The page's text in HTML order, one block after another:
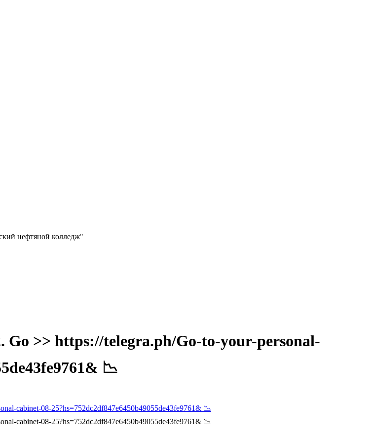
нефтяной колледж"
Go >> https://telegra.ph/Go-to-your-personal-
📉
cabinet-08-25?hs=752dc2df847e6450b49055de43fe9761& 📉
cabinet-08-25?hs=752dc2df847e6450b49055de43fe9761& 📉